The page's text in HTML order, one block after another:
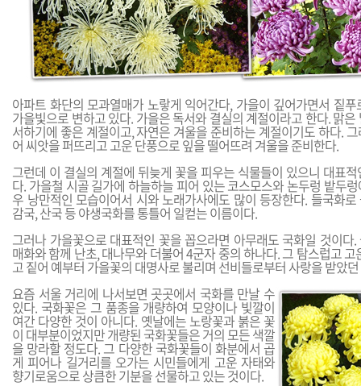
아파트 화단의 모과열매가 노랗게 익어간다, 가을이 깊어가면서 짙
가을빛으로 변하고 있다. 가을은 독서와 결실의 계절이라고 한다. 맑
서하기에 좋은 계절이고, 자연은 겨울을 준비하는 계절이기도 하다.
어 씨앗을 퍼뜨리고 고운 단풍으로 잎을 떨어뜨려 겨울을 준비한다.
그런데 이 결실의 계절에 뒤늦게 꽃을 피우는 식물들이 있으니 대표
다. 가을철 시골 길가에 하늘하늘 피어 있는 코스모스와 논두렁 밭두
우 낭만적인 모습이어서 시와 노래가사에도 많이 등장한다. 들국화
감국, 산국 등 야생국화를 통틀어 일컫는 이름이다.
그러나 가을꽃으로 대표적인 꽃을 꼽으라면 아무래도 국화일 것이다
매화와 함께 난초, 대나무와 더불어 4군자 중의 하나다. 그 탐스럽고
고 짙어 예부터 가을꽃의 대명사로 불리며 선비들로부터 사랑을 받았
요즘 서울 거리에 나서보면 곳곳에서 국화를 만날 수
있다. 국화꽃은 그 품종을 개량하여 모양이나 빛깔이
여간 다양한 것이 아니다. 옛날에는 노랑꽃과 붉은 꽃
이 대부분이었지만 개량된 국화꽃들은 거의 모든 색깔
을 망라할 정도다. 그 다양한 국화꽃들이 화분에서 곱
게 피어나 길거리를 오가는 시민들에게 고운 자태와
향기로움으로 상큼한 기분을 선물하고 있는 것이다.